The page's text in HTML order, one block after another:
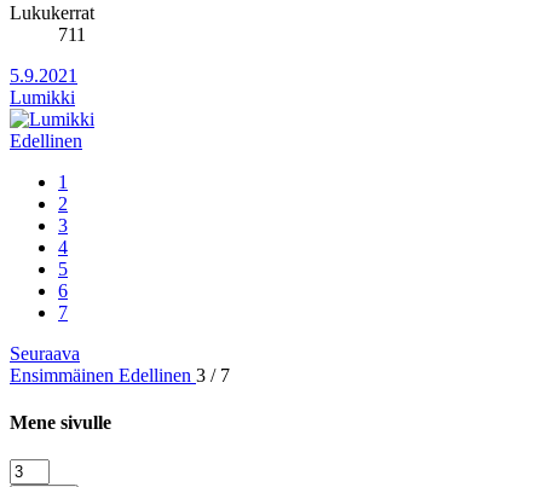
Lukukerrat
711
5.9.2021
Lumikki
Edellinen
1
2
3
4
5
6
7
Seuraava
Ensimmäinen Edellinen 3 / 7
Mene sivulle